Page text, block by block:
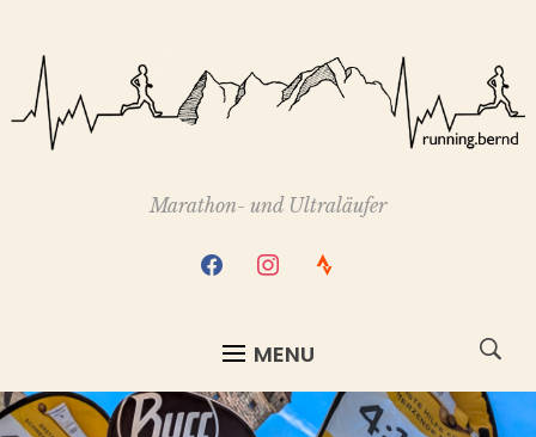
Marathon- und Ultraläufer
facebookinstagram
strava
MENU